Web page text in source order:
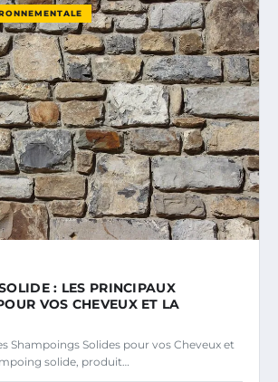
: LES PRINCIPAUX
VOS CHEVEUX ET LA
Shampoings Solides pour vos Cheveux et
solide, produit…